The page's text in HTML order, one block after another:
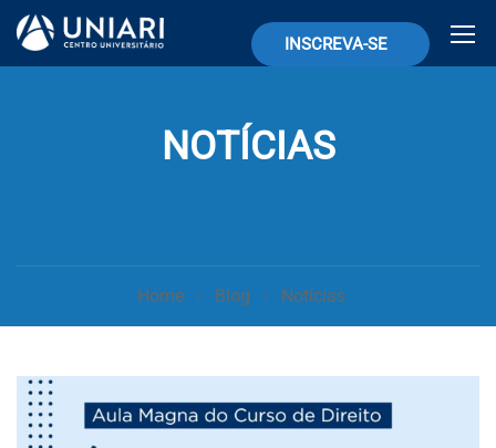
INSCREVA-SE
NOTÍCIAS
Home Blog Notícias